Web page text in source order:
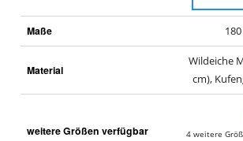
Maße
Material
Wildeiche
cm),
weitere Größen verfügbar
4 weitere